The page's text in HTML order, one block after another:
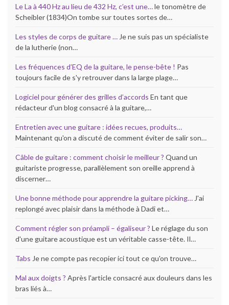
Le La à 440 Hz au lieu de 432 Hz, c’est une…le tonomètre de
Scheibler (1834)On tombe sur toutes sortes de…
Les styles de corps de guitare …Je ne suis pas un spécialiste
de la lutherie (non…
Les fréquences d’EQ de la guitare, le pense-bête ! Pas
toujours facile de s'y retrouver dans la large plage…
Logiciel pour générer des grilles d’accords En tant que
rédacteur d'un blog consacré à la guitare,…
Entretien avec une guitare : idées recues, produits…
Maintenant qu'on a discuté de comment éviter de salir son…
Câble de guitare : comment choisir le meilleur ? Quand un
guitariste progresse, parallèlement son oreille apprend à
discerner…
Une bonne méthode pour apprendre la guitare picking…J'ai
replongé avec plaisir dans la méthode à Dadi et…
Comment régler son préampli – égaliseur ? Le réglage du son
d'une guitare acoustique est un véritable casse-tête. Il…
Tabs Je ne compte pas recopier ici tout ce qu'on trouve…
Mal aux doigts ? Après l'article consacré aux douleurs dans les
bras liés à…